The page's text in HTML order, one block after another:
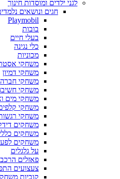
לגני ילדים ומוסדות חינוך
חגים ונושאים
Playmobil
בובות
בעלי חיים
כלי נגינה
מכוניות
משחקי
משחקי דמיון
משחקי חברה
משחקי
משחקי מים
משחקי
משחקי
משחקים
משחקים
משחקים
על גלגלים
פאזלים
צעצועים
קוביות משחק